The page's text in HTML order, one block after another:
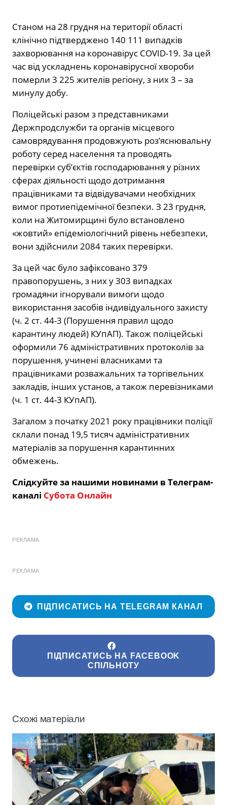
Станом на 28 грудня на території області
клінічно підтверджено 140 111 випадків
захворювання на коронавірус COVID-19. За цей
час від ускладнень коронавірусної хвороби
померли 3 225 жителів регіону, з них 3 – за
минулу добу.
Поліцейські разом з представниками
Держпродслужби та органів місцевого
самоврядування продовжують роз’яснювальну
роботу серед населення та проводять
перевірки суб’єктів господарювання у різних
сферах діяльності щодо дотримання
працівниками та відвідувачами необхідних
вимог протиепідемічної безпеки. З 23 грудня,
коли на Житомирщині було встановлено
«жовтий» епідеміологічний рівень небезпеки,
вони здійснили 2084 таких перевірки.
За цей час було зафіксовано 379
правопорушень, з них у 303 випадках
громадяни ігнорували вимоги щодо
використання засобів індивідуального захисту
(ч. 2 ст. 44-3 (Порушення правил щодо
карантину людей) КУпАП). Також поліцейські
оформили 76 адміністративних протоколів за
порушення, учинені власниками та
працівниками розважальних та торгівельних
закладів, інших установ, а також перевізниками
(ч. 1 ст. 44-3 КУпАП).
Загалом з початку 2021 року працівники поліції
склали понад 19,5 тисяч адміністративних
матеріалів за порушення карантинних
обмежень.
Слідкуйте за нашими новинами в Телеграм-
каналі Субота Онлайн
РЕКЛАМА
РЕКЛАМА
ПІДПИСАТИСЬ НА TELEGRAM КАНАЛ
ПІДПИСАТИСЬ НА FACEBOOK
СПІЛЬНОТУ
Схожі матеріали